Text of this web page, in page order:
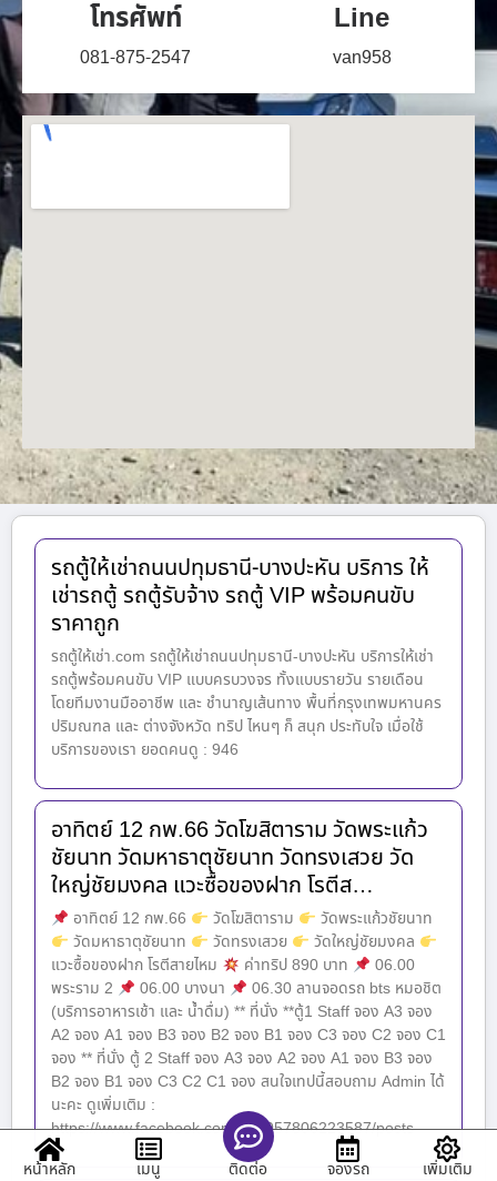
โทรศัพท์
081-875-2547
Line
van958
รถตู้ให้เช่าถนนปทุมธานี-บางปะหัน บริการ ให้
เช่ารถตู้ รถตู้รับจ้าง รถตู้ VIP พร้อมคนขับ
ราคาถูก
รถตู้ให้เช่า.com รถตู้ให้เช่าถนนปทุมธานี-บางปะหัน บริการให้เช่า
รถตู้พร้อมคนขับ VIP แบบครบวงจร ทั้งแบบรายวัน รายเดือน
โดยทีมงานมืออาชีพ และ ชำนาญเส้นทาง พื้นที่กรุงเทพมหานคร
ปริมณฑล และ ต่างจังหวัด ทริป ไหนๆ ก็ สนุก ประทับใจ เมื่อใช้
บริการของเรา ยอดคนดู : 946
อาทิตย์ 12 กพ.66 วัดโฆสิตาราม วัดพระแก้ว
ชัยนาท วัดมหาธาตุชัยนาท วัดทรงเสวย วัด
ใหญ่ชัยมงคล แวะซื้อของฝาก โรตีส…
อาทิตย์ 12 กพ.66 วัดโฆสิตาราม
วัดพระแก้วชัยนาท
วัดมหาธาตุชัยนาท
วัดทรงเสวย
วัดใหญ่ชัยมงคล
แวะซื้อของฝาก โรตีสายไหม
ค่าทริป 890 บาท
06.00
พระราม 2
06.00 บางนา
06.30 ลานจอดรถ bts หมอชิต
(บริการอาหารเช้า และ น้ำดื่ม) ** ที่นั่ง **ตู้1 Staff จอง A3 จอง
A2 จอง A1 จอง B3 จอง B2 จอง B1 จอง C3 จอง C2 จอง C1
จอง ** ที่นั่ง ตู้ 2 Staff จอง A3 จอง A2 จอง A1 จอง B3 จอง
B2 จอง B1 จอง C3 C2 C1 จอง สนใจเทปนี้สอบถาม Admin ได้
นะคะ ดูเพิ่มเติม :
https://www.facebook.com/100057806223587/posts
หน้าหลัก
เมนู ติดต่อ จองรถ เพิ่มเติม